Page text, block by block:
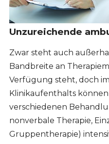
Unzureichende
Zwar steht auch
Bandbreite an
Verfügung steht, doch
Klinikaufenthalts
verschiedenen
nonverbale Therapie,
Gruppentherapie)